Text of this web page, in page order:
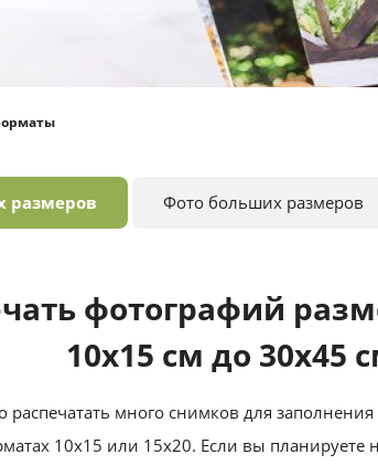
размеров Фото больших размеров
фотографий
10х15 см до 30х45
распечатать много снимков для
10х15 или 15х20. Если вы планируете